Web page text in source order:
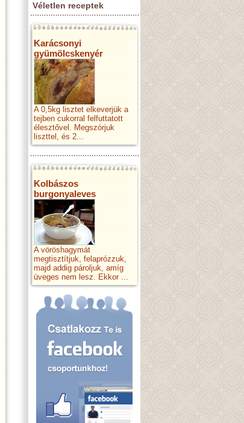
Véletlen receptek
Karácsonyi
gyümölcskenyér
A 0,5kg lisztet elkeverjük a
tejben cukorral felfuttatott
élesztővel. Megszórjuk
liszttel, és 2...
Kolbászos
burgonyaleves
A vöröshagymát
megtisztítjuk, felaprózzuk,
majd addig pároljuk, amíg
üveges nem lesz. Ekkor ...